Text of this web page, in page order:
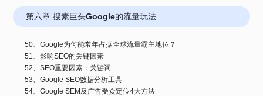
第六章 搜素巨头Google的流量玩法
50、Google为何能常年占据全球流量霸主地位？
51、影响SEO的关键因素
52、SEO重要因素：关键词
53、Google SEO数据分析工具
54、Google SEM及广告受众定位4大方法